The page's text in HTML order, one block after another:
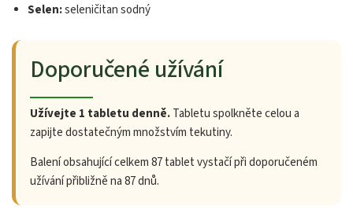
Selen:seleničitan sodný
Doporučené užívání
Užívejte 1 tabletu denně.Tabletu spolkněte celou a
zapijte dostatečným množstvím tekutiny.
Balení obsahující celkem 87 tablet vystačí při doporučeném
užívání přibližně na 87 dnů.